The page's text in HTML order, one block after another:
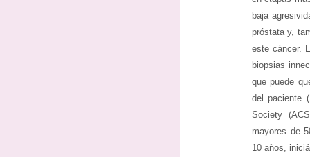
baja
próstata y,
este cáncer.
biopsias
que puede
del paciente
Society
mayores de
10 años,